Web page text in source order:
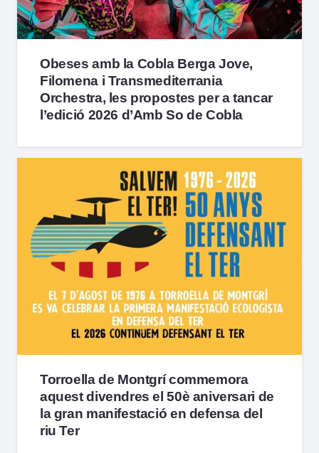
Obeses amb la Cobla Berga Jove,
Filomena i Transmediterrania
Orchestra, les propostes per a tancar
l’edició 2026 d’Amb So de Cobla
Torroella de Montgrí commemora
aquest divendres el 50è aniversari de
la gran manifestació en defensa del
riu Ter